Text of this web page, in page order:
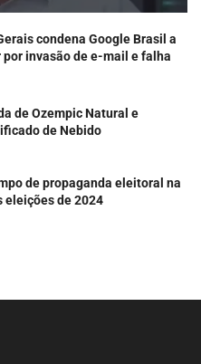
condena Google Brasil a
invasão de e-mail e falha
de Ozempic Natural e
de Nebido
de propaganda eleitoral na
eleições de 2024